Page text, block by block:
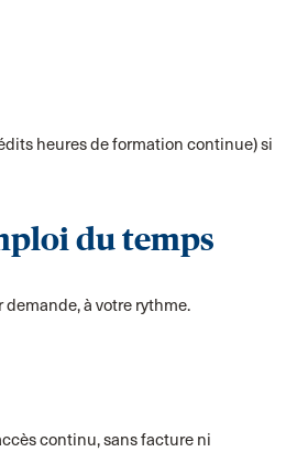
heures de formation continue) si
du temps
à votre rythme.
continu, sans facture ni